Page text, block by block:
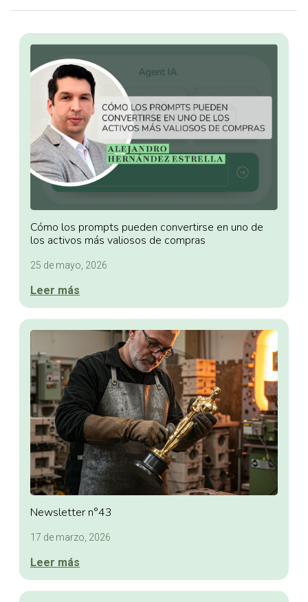
Cómo los prompts pueden convertirse en uno de
los activos más valiosos de compras
25 de mayo, 2026
Leer más
Newsletter n°43
17 de marzo, 2026
Leer más